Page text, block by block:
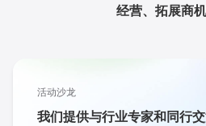
经营、拓展商
活动沙龙
我们提供与行业专家和同行